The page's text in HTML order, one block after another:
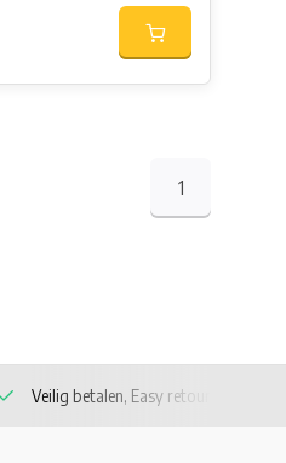
1
Veilig betalen, Easy retour